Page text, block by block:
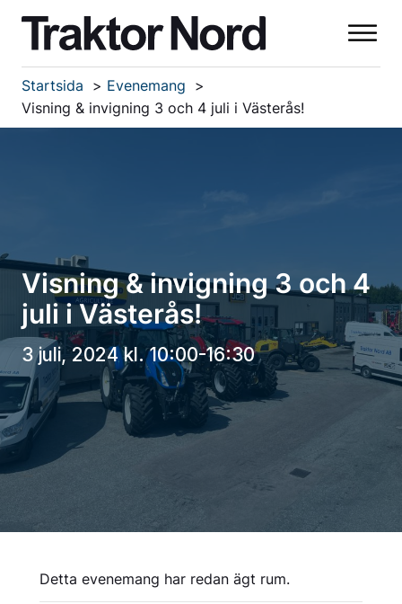
Startsida
Evenemang
Visning & invigning 3 och 4 juli i Västerås!
Visning & invigning 3 och 4
juli i Västerås!
3 juli, 2024 kl. 10:00-16:30
Detta evenemang har redan ägt rum.